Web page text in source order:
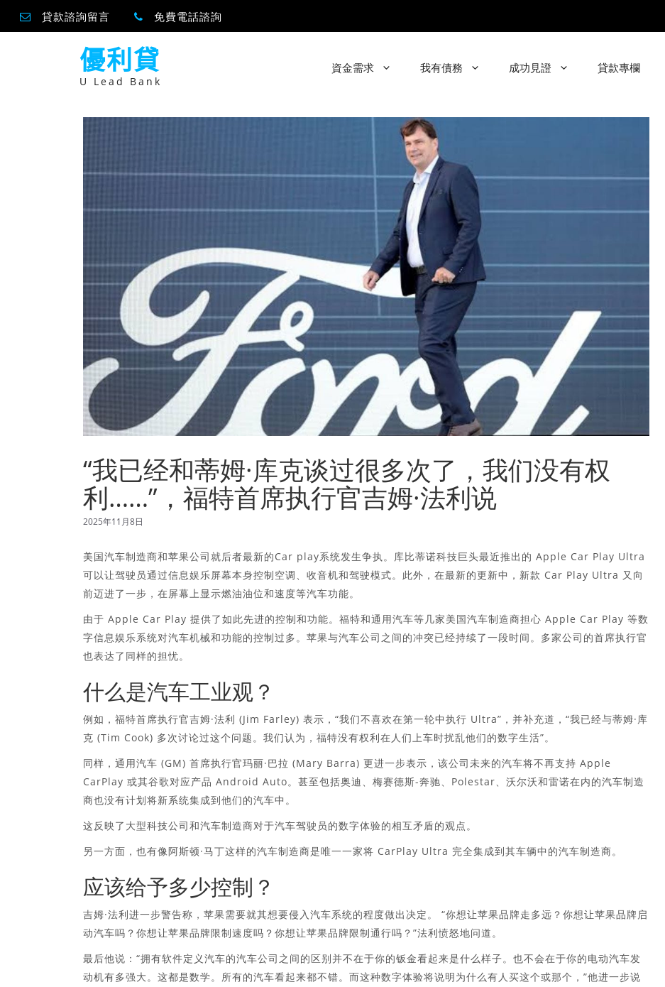
貸款諮詢留言 免費電話諮詢
優利貸
U Lead Bank
資金需求 我有債務 成功見證 貸款專欄
“我已经和蒂姆·库克谈过很多次了，我们没有权
利……”，福特首席执行官吉姆·法利说
2025年11月8日
美国汽车制造商和苹果公司就后者最新的Car play系统发生争执。库比蒂诺科技巨头最近推出的 Apple Car Play Ultra
可以让驾驶员通过信息娱乐屏幕本身控制空调、收音机和驾驶模式。此外，在最新的更新中，新款 Car Play Ultra 又向
前迈进了一步，在屏幕上显示燃油油位和速度等汽车功能。
由于 Apple Car Play 提供了如此先进的控制和功能。福特和通用汽车等几家美国汽车制造商担心 Apple Car Play 等数
字信息娱乐系统对汽车机械和功能的控制过多。苹果与汽车公司之间的冲突已经持续了一段时间。多家公司的首席执行官
也表达了同样的担忧。
什么是汽车工业观？
例如，福特首席执行官吉姆·法利 (Jim Farley) 表示，“我们不喜欢在第一轮中执行 Ultra”，并补充道，“我已经与蒂姆·库
克 (Tim Cook) 多次讨论过这个问题。我们认为，福特没有权利在人们上车时扰乱他们的数字生活”。
同样，通用汽车 (GM) 首席执行官玛丽·巴拉 (Mary Barra) 更进一步表示，该公司未来的汽车将不再支持 Apple
CarPlay 或其谷歌对应产品 Android Auto。甚至包括奥迪、梅赛德斯-奔驰、Polestar、沃尔沃和雷诺在内的汽车制造
商也没有计划将新系统集成到他们的汽车中。
这反映了大型科技公司和汽车制造商对于汽车驾驶员的数字体验的相互矛盾的观点。
另一方面，也有像阿斯顿·马丁这样的汽车制造商是唯一一家将 CarPlay Ultra 完全集成到其车辆中的汽车制造商。
应该给予多少控制？
吉姆·法利进一步警告称，苹果需要就其想要侵入汽车系统的程度做出决定。 “你想让苹果品牌走多远？你想让苹果品牌启
动汽车吗？你想让苹果品牌限制速度吗？你想让苹果品牌限制通行吗？”法利愤怒地问道。
最后他说：“拥有软件定义汽车的汽车公司之间的区别并不在于你的钣金看起来是什么样子。也不会在于你的电动汽车发
动机有多强大。这都是数学。所有的汽车看起来都不错。而这种数字体验将说明为什么有人买这个或那个，”他进一步说